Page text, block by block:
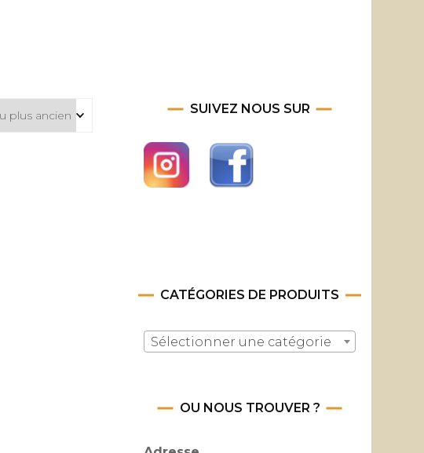
SUIVEZ NOUS SUR
CATÉGORIES DE PRODUITS
Sélectionner une catégorie
OU NOUS TROUVER ?